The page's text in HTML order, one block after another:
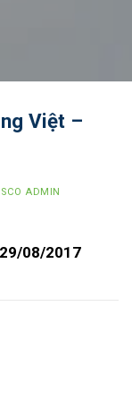
Việt –
ADMIN
08/2017